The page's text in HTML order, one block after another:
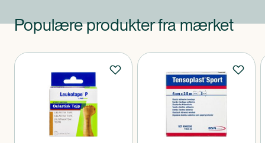
Populære produkter fra mærket
Produkter